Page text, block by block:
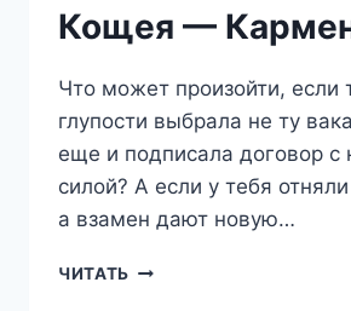
Кощея —
Что может произойти, если
глупости выбрала не ту
еще и подписала договор с
силой? А если у тебя
а взамен дают новую…
ЧИТАТЬ ЛЮБАВА.